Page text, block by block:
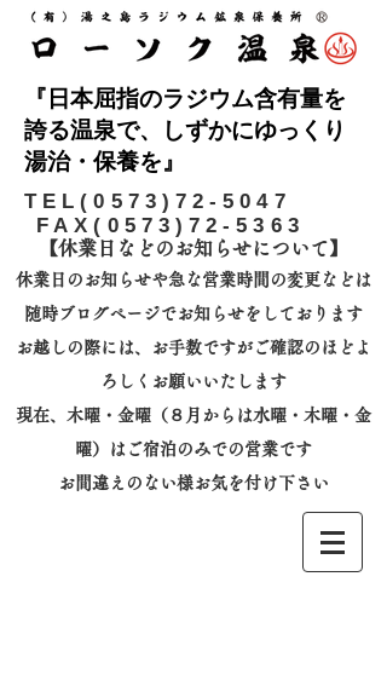
『日本屈指のラジウム含有量を
誇る温泉で、しずかにゆっくり
湯治・保養を』
​TEL(0573)72-5047
FAX(0573)72-5363
【休業日などのお知らせについて】​
休業日のお知らせや急な営業時間の変更などは
随時ブログページでお知らせをしております
お越しの際には、
お手数ですがご確認のほどよ
ろしくお願いいたします
​現在、木曜・金曜（８月からは水曜・木曜・金
曜）はご宿泊のみでの営業です
お間違えのない様お気を付け下さい